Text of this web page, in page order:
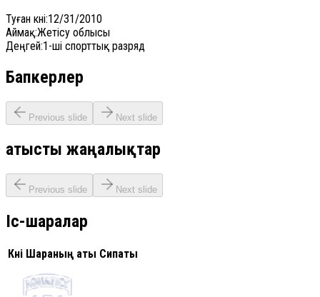
Туған күні:12/31/2010
Аймақ:Жетісу облысы
Деңгей:1-ші спорттық разряд
Бапкерлер
Previous slide Next slide
Қатысты жаңалықтар
Previous slide Next slide
Іс-шаралар
Күні Шараның аты Сипаты